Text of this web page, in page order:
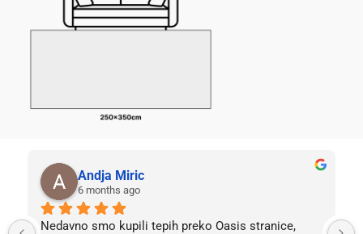
Andja Miric
6 months ago
Nedavno smo kupili tepih preko Oasis stranice,